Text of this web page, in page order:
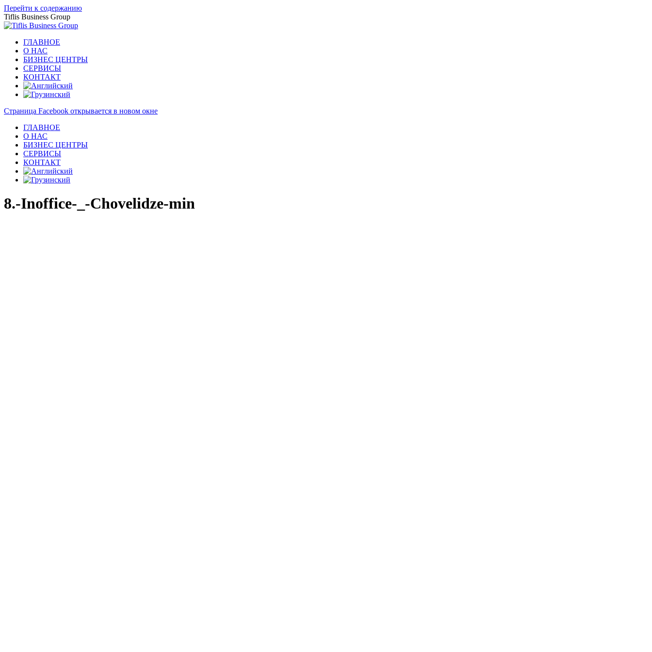
Перейти к содержанию
Tiflis Business Group
ГЛАВНОЕ
О НАС
БИЗНЕС ЦЕНТРЫ
СЕРВИСЫ
КОНТАКТ
Страница Facebook открывается в новом окне
ГЛАВНОЕ
О НАС
БИЗНЕС ЦЕНТРЫ
СЕРВИСЫ
КОНТАКТ
8.-Inoffice-_-Chovelidze-min